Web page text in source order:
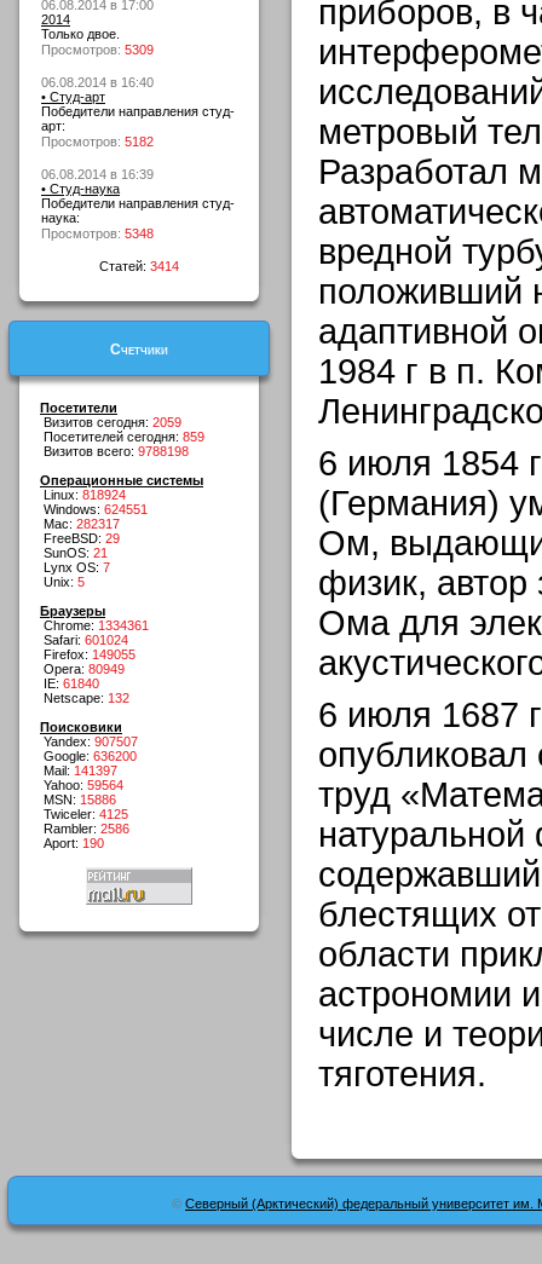
06.08.2014 в 17:00
2014
Только двое.
Просмотров: 5309
06.08.2014 в 16:40
• Студ-арт
Победители направления студ-
арт:
Просмотров: 5182
06.08.2014 в 16:39
• Студ-наука
Победители направления студ-
наука:
Просмотров: 5348
Статей: 3414
Счетчики
Посетители
Визитов сегодня: 2059
Посетителей сегодня: 859
Визитов всего: 9788198
Операционные системы
Linux: 818924
Windows: 624551
Mac: 282317
FreeBSD: 29
SunOS: 21
Lynx OS: 7
Unix: 5
Браузеры
Chrome: 1334361
Safari: 601024
Firefox: 149055
Opera: 80949
IE: 61840
Netscape: 132
Поисковики
Yandex: 907507
Google: 636200
Mail: 141397
Yahoo: 59564
MSN: 15886
Twiceler: 4125
Rambler: 2586
Aport: 190
приборов, в
метровый
Разработал
вредной
положивший
адаптивной
1984 г в п.
6 июля 1854
(Германия)
Ом,
физик, автор
Ома для
6 июля 1687
труд
блестящих
области
астрономии
числе и
тяготения.
© Северный (Арктический) федеральный университет